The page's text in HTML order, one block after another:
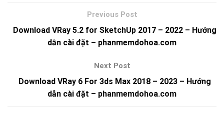
Download VRay 5.2 for SketchUp 2017 – 2022 – Hướng
dẫn cài đặt – phanmemdohoa.com
Download VRay 6 For 3ds Max 2018 – 2023 – Hướng
dẫn cài đặt – phanmemdohoa.com